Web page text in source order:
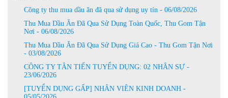
Công ty thu mua dầu ăn đã qua sử dụng uy tín - 06/08/2026
Thu Mua Dầu Ăn Đã Qua Sử Dụng Toàn Quốc, Thu Gom Tận
Nơi - 06/08/2026
Thu Mua Dầu Ăn Đã Qua Sử Dụng Giá Cao - Thu Gom Tận Nơi
- 03/08/2026
CÔNG TY TÂN TIẾN TUYỂN DỤNG: 02 NHÂN SỰ -
23/06/2026
[TUYỂN DỤNG GẤP] NHÂN VIÊN KINH DOANH -